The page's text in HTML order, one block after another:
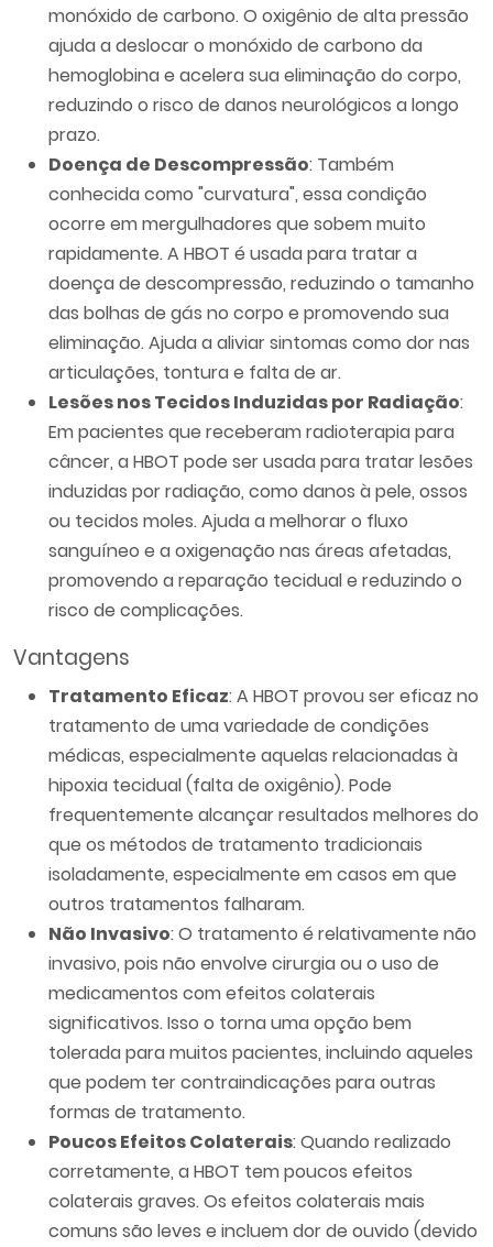
monóxido de carbono. O oxigênio de alta pressão
ajuda a deslocar o monóxido de carbono da
hemoglobina e acelera sua eliminação do corpo,
reduzindo o risco de danos neurológicos a longo
prazo.
Doença de Descompressão: Também
conhecida como "curvatura", essa condição
ocorre em mergulhadores que sobem muito
rapidamente. A HBOT é usada para tratar a
doença de descompressão, reduzindo o tamanho
das bolhas de gás no corpo e promovendo sua
eliminação. Ajuda a aliviar sintomas como dor nas
articulações, tontura e falta de ar.
Lesões nos Tecidos Induzidas por Radiação:
Em pacientes que receberam radioterapia para
câncer, a HBOT pode ser usada para tratar lesões
induzidas por radiação, como danos à pele, ossos
ou tecidos moles. Ajuda a melhorar o fluxo
sanguíneo e a oxigenação nas áreas afetadas,
promovendo a reparação tecidual e reduzindo o
risco de complicações.
Vantagens
Tratamento Eficaz: A HBOT provou ser eficaz no
tratamento de uma variedade de condições
médicas, especialmente aquelas relacionadas à
hipoxia tecidual (falta de oxigênio). Pode
frequentemente alcançar resultados melhores do
que os métodos de tratamento tradicionais
isoladamente, especialmente em casos em que
outros tratamentos falharam.
Não Invasivo: O tratamento é relativamente não
invasivo, pois não envolve cirurgia ou o uso de
medicamentos com efeitos colaterais
significativos. Isso o torna uma opção bem
tolerada para muitos pacientes, incluindo aqueles
que podem ter contraindicações para outras
formas de tratamento.
Poucos Efeitos Colaterais: Quando realizado
corretamente, a HBOT tem poucos efeitos
colaterais graves. Os efeitos colaterais mais
comuns são leves e incluem dor de ouvido (devido